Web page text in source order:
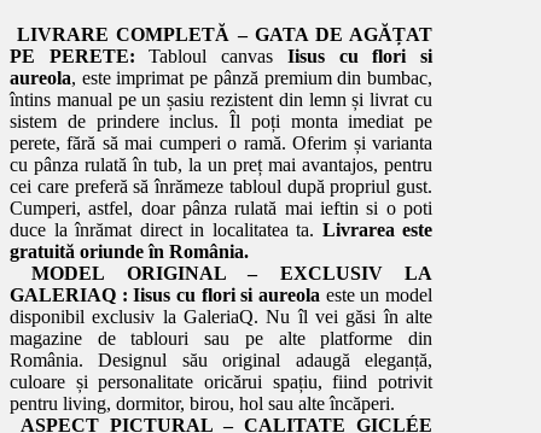
LIVRARE COMPLETĂ – GATA DE AGĂȚAT
PE PERETE:Tabloul canvas Iisus cu flori si
aureola, este imprimat pe pânză premium din bumbac,
întins manual pe un șasiu rezistent din lemn și livrat cu
sistem de prindere inclus. Îl poți monta imediat pe
perete, fără să mai cumperi o ramă. Oferim și varianta
cu pânza rulată în tub, la un preț mai avantajos, pentru
cei care preferă să înrămeze tabloul după propriul gust.
Cumperi, astfel, doar pânza rulată mai ieftin si o poti
duce la înrămat direct in localitatea ta. Livrarea este
gratuită oriunde în România.
MODEL ORIGINAL – EXCLUSIV LA
GALERIAQ :Iisus cu flori si aureola este un model
disponibil exclusiv la GaleriaQ. Nu îl vei găsi în alte
magazine de tablouri sau pe alte platforme din
România. Designul său original adaugă eleganță,
culoare și personalitate oricărui spațiu, fiind potrivit
pentru living, dormitor, birou, hol sau alte încăperi.
ASPECT PICTURAL – CALITATE GICLÉE